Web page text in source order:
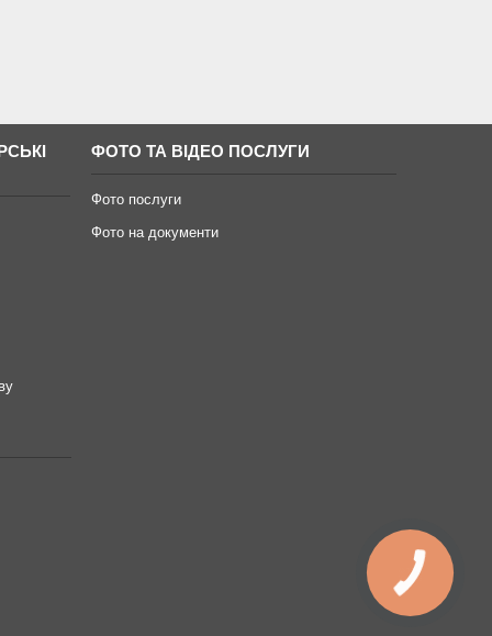
ФОТО ТА ВІДЕО ПОСЛУГИ
Фото послуги
Фото на документи